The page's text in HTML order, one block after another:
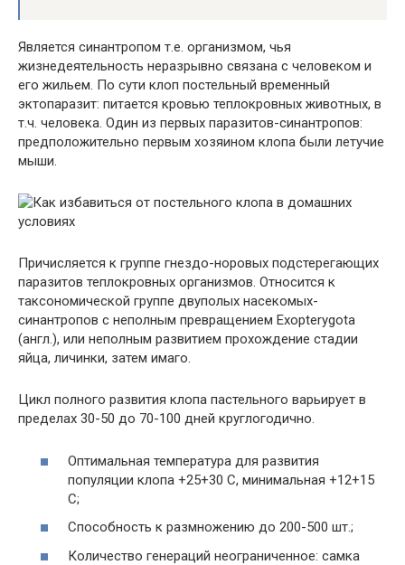
Является синантропом т.е. организмом, чья
жизнедеятельность неразрывно связана с человеком и
его жильем. По сути клоп постельный временный
эктопаразит: питается кровью теплокровных животных, в
т.ч. человека. Один из первых паразитов-синантропов:
предположительно первым хозяином клопа были летучие
мыши.
Причисляется к группе гнездо-норовых подстерегающих
паразитов теплокровных организмов. Относится к
таксономической группе двуполых насекомых-
синантропов с неполным превращением Exopterygota
(англ.), или неполным развитием прохождение стадии
яйца, личинки, затем имаго.
Цикл полного развития клопа пастельного варьирует в
пределах 30-50 до 70-100 дней круглогодично.
Оптимальная температура для развития
популяции клопа +25+30 С, минимальная +12+15
С;
Способность к размножению до 200-500 шт.;
Количество генераций неограниченное: самка